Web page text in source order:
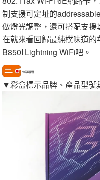
制支援可定址的
做燈光調整，還可搭配支
在就來看回歸最純樸味道
B850I Lightning WiFi吧。
包裝與配件
▼彩盒標示品牌、產品型號